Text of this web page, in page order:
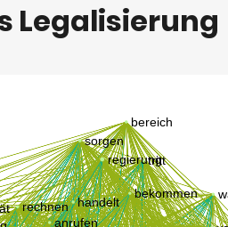
Legalisierung